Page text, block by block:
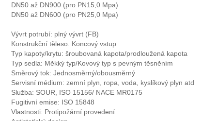
DN50 až DN900 (pro PN15,0 Mpa)
DN50 až DN600 (pro PN25,0 Mpa)
Vývrt potrubí: plný vývrt (FB)
Konstrukční těleso: Koncový vstup
Typ kapoty/krytu: šroubovaná kapota/prodloužená kapota
Typ sedla: Měkký typ/Kovový typ s pevným těsněním
Směrový tok: Jednosměrný/obousměrný
Servisní médium: zemní plyn, ropa, voda, kyslíkový plyn atd
Služba: SOUR, ISO 15156/ NACE MR0175
Fugitivní emise: ISO 15848
Vlastnosti: Protipožární provedení